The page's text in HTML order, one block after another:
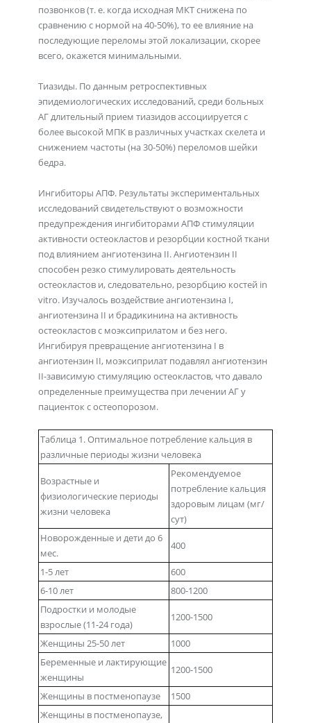
позвонков (т. е. когда исходная МКТ снижена по
сравнению с нормой на 40-50%), то ее влияние на
последующие переломы этой локализации, скорее
всего, окажется минимальными.
Тиазиды. По данным ретроспективных
эпидемиологических исследований, среди больных
АГ длительный прием тиазидов ассоциируется с
более высокой МПК в различных участках скелета и
снижением частоты (на 30-50%) переломов шейки
бедра.
Ингибиторы АПФ. Результаты экспериментальных
исследований свидетельствуют о возможности
предупреждения ингибиторами АПФ стимуляции
активности остеокластов и резорбции костной ткани
под влиянием ангиотензина II. Ангиотензин II
способен резко стимулировать деятельность
остеокластов и, следовательно, резорбцию костей in
vitro. Изучалось воздействие ангиотензина I,
ангиотензина II и брадикинина на активность
остеокластов с моэксиприлатом и без него.
Ингибируя превращение ангиотензина I в
ангиотензин II, моэксиприлат подавлял ангиотензин
II-зависимую стимуляцию остеокластов, что давало
определенные преимущества при лечении АГ у
пациенток с остеопорозом.
Таблица 1. Оптимальное потребление кальция в
различные периоды жизни человека
Возрастные и
физиологические периоды
жизни человека
Рекомендуемое
потребление кальция
здоровым лицам (мг/
сут)
Новорожденные и дети до 6
мес.
400
1-5 лет
600
6-10 лет
800-1200
Подростки и молодые
взрослые (11-24 года)
1200-1500
Женщины 25-50 лет
1000
Беременные и лактирующие
женщины
1200-1500
Женщины в постменопаузе
1500
Женщины в постменопаузе,